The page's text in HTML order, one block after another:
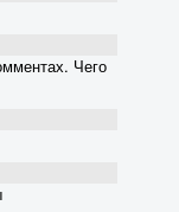
Чего